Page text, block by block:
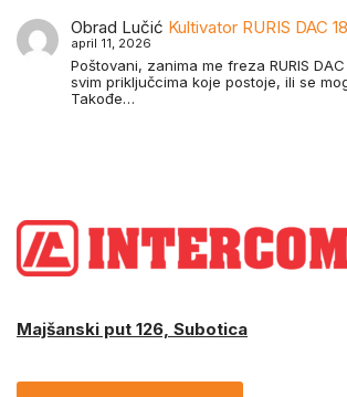
Obrad Lučić Kultivator RURIS DAC
april 11, 2026
Poštovani, zanima me freza RURIS
svim priključcima koje postoje, ili se
Takođe…
Majšanski put 126, Subotica